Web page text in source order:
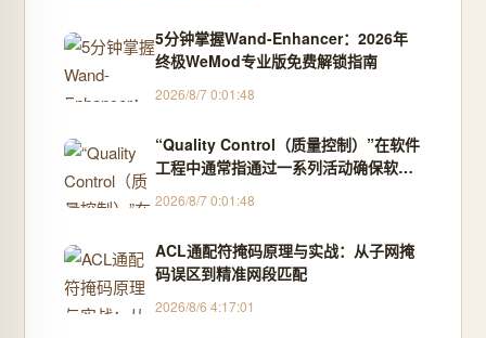
5分钟掌握Wand-Enhancer：2026年
终极WeMod专业版免费解锁指南
2026/8/7 0:01:48
“Quality Control（质量控制）”在软件
工程中通常指通过一系列活动确保软件
2026/8/7 0:01:48
ACL通配符掩码原理与实战：从子网掩
码误区到精准网段匹配
2026/8/6 4:17:01